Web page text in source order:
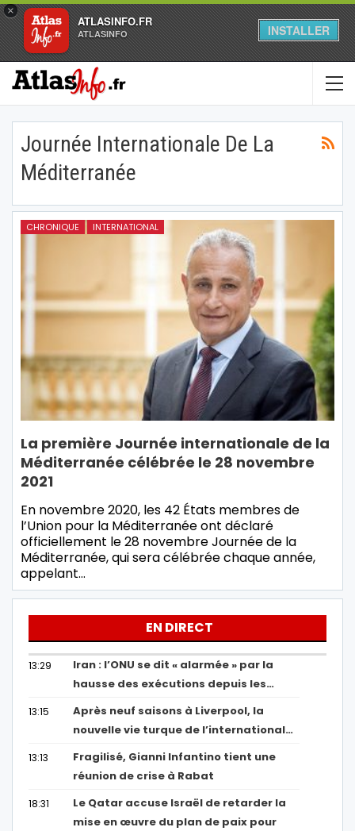
×
ATLASINFO.FR
ATLASINFO INSTALLER
Journée Internationale De La
Méditerranée
CHRONIQUE INTERNATIONAL
La première Journée internationale de la
Méditerranée célébrée le 28 novembre
2021
En novembre 2020, les 42 États membres de
l’Union pour la Méditerranée ont déclaré
officiellement le 28 novembre Journée de la
Méditerranée, qui sera célébrée chaque année,
appelant…
EN DIRECT
13:29
Iran : l’ONU se dit « alarmée » par la
hausse des exécutions depuis les…
13:15
Après neuf saisons à Liverpool, la
nouvelle vie turque de l’international…
13:13
Fragilisé, Gianni Infantino tient une
réunion de crise à Rabat
18:31
Le Qatar accuse Israël de retarder la
mise en œuvre du plan de paix pour